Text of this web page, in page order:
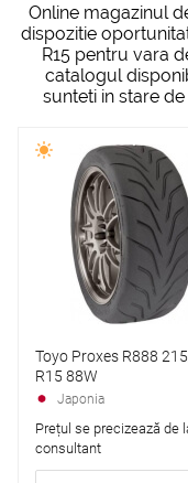
Online magazinul
dispozitie
R15 pentru vara
catalogul
sunteti in stare
Toyo Proxes R888
R15 88W
Japonia
Prețul se precizează de
consultant